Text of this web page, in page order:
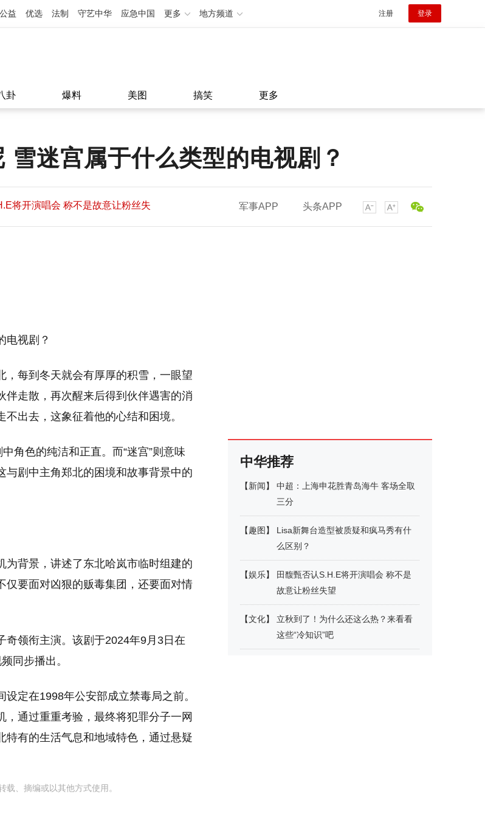
公益 优选 法制 守艺中华 应急中国 更多 地方频道 注册 登录
卦 爆料 美图 搞笑 更多
雪迷宫属于什么类型的电视剧？
将开演唱会 称不是故意让粉丝失
将开演唱会 称不是故意让粉丝失
军事APP 头条APP
电视剧？
，每到冬天就会有厚厚的积雪，一眼望
走散，再次醒来后得到伙伴遇害的消
出去，这象征着他的心结和困境‌。
角色的纯洁和正直。而“迷宫”则意味
剧中主角郑北的困境和故事背景中的
为背景，讲述了东北哈岚市临时组建的
仅要面对凶狠的贩毒集团，还要面对情
奇领衔主演。该剧于2024年9月3日在
同步播出‌。
定在1998年公安部成立禁毒局之前。
通过重重考验，最终将犯罪分子一网
有的生活气息和地域特色，通过悬疑
载、摘编或以其他方式使用。
中华推荐
【新闻】
中超：上海申花胜青岛海牛 客场全取
三分
【趣图 】
Lisa新舞台造型被质疑和疯马秀有什
么区别？
【娱乐】
田馥甄否认S.H.E将开演唱会 称不是
故意让粉丝失望
【文化】
立秋到了！为什么还这么热？来看看
这些“冷知识”吧